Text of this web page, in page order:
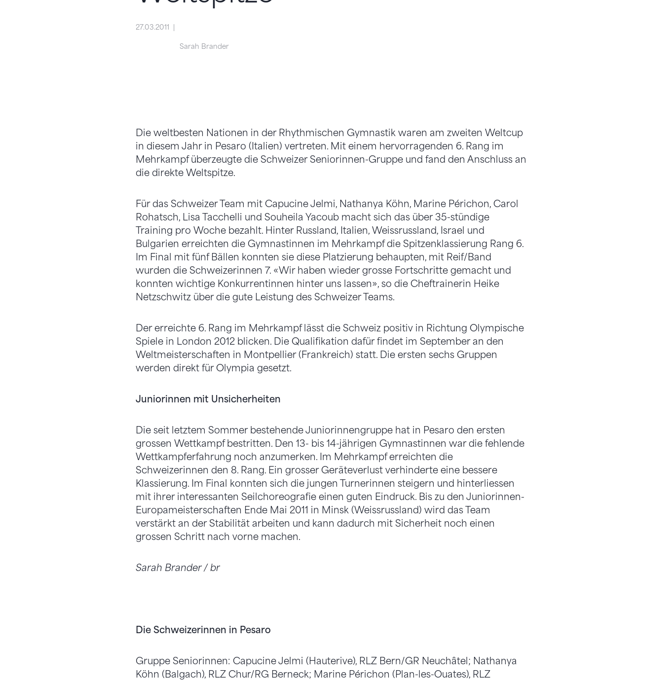
27.03.2011
Sarah Brander
Die weltbesten Nationen in der Rhythmischen Gymnastik waren am zweiten Weltcup
in diesem Jahr in Pesaro (Italien) vertreten. Mit einem hervorragenden 6. Rang im
Mehrkampf überzeugte die Schweizer Seniorinnen-Gruppe und fand den Anschluss an
die direkte Weltspitze.
Für das Schweizer Team mit Capucine Jelmi, Nathanya Köhn, Marine Périchon, Carol
Rohatsch, Lisa Tacchelli und Souheila Yacoub macht sich das über 35-stündige
Training pro Woche bezahlt. Hinter Russland, Italien, Weissrussland, Israel und
Bulgarien erreichten die Gymnastinnen im Mehrkampf die Spitzenklassierung Rang 6.
Im Final mit fünf Bällen konnten sie diese Platzierung behaupten, mit Reif/Band
wurden die Schweizerinnen 7. «Wir haben wieder grosse Fortschritte gemacht und
konnten wichtige Konkurrentinnen hinter uns lassen», so die Cheftrainerin Heike
Netzschwitz über die gute Leistung des Schweizer Teams.
Der erreichte 6. Rang im Mehrkampf lässt die Schweiz positiv in Richtung Olympische
Spiele in London 2012 blicken. Die Qualifikation dafür findet im September an den
Weltmeisterschaften in Montpellier (Frankreich) statt. Die ersten sechs Gruppen
werden direkt für Olympia gesetzt.
Juniorinnen mit Unsicherheiten
Die seit letztem Sommer bestehende Juniorinnengruppe hat in Pesaro den ersten
grossen Wettkampf bestritten. Den 13- bis 14-jährigen Gymnastinnen war die fehlende
Wettkampferfahrung noch anzumerken. Im Mehrkampf erreichten die
Schweizerinnen den 8. Rang. Ein grosser Geräteverlust verhinderte eine bessere
Klassierung. Im Final konnten sich die jungen Turnerinnen steigern und hinterliessen
mit ihrer interessanten Seilchoreografie einen guten Eindruck. Bis zu den Juniorinnen-
Europameisterschaften Ende Mai 2011 in Minsk (Weissrussland) wird das Team
verstärkt an der Stabilität arbeiten und kann dadurch mit Sicherheit noch einen
grossen Schritt nach vorne machen.
Sarah Brander / br
Die Schweizerinnen in Pesaro
Gruppe Seniorinnen: Capucine Jelmi (Hauterive), RLZ Bern/GR Neuchâtel; Nathanya
Köhn (Balgach), RLZ Chur/RG Berneck; Marine Périchon (Plan-les-Ouates), RLZ